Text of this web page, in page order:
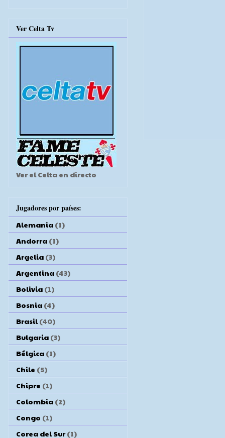
Ver Celta Tv
Ver el Celta en directo
Jugadores por países:
Alemania (1)
Andorra (1)
Argelia (3)
Argentina (43)
Bolivia (1)
Bosnia (4)
Brasil (40)
Bulgaria (3)
Bélgica (1)
Chile (5)
Chipre (1)
Colombia (2)
Congo (1)
Corea del Sur (1)